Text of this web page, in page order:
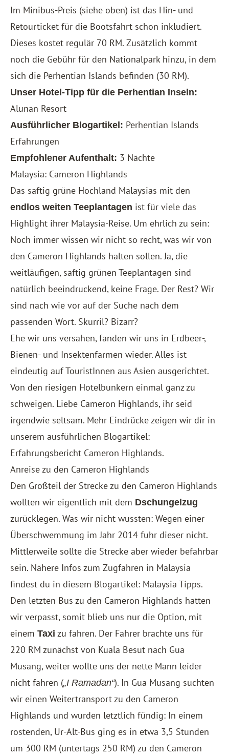
Im Minibus-Preis (siehe oben) ist das Hin- und
Retourticket für die Bootsfahrt schon inkludiert.
Dieses kostet regulär 70 RM. Zusätzlich kommt
noch die Gebühr für den Nationalpark hinzu, in dem
sich die Perhentian Islands befinden (30 RM).
Unser Hotel-Tipp für die Perhentian Inseln:
Alunan Resort
Ausführlicher Blogartikel: Perhentian Islands
Erfahrungen
Empfohlener Aufenthalt: 3 Nächte
Malaysia: Cameron Highlands
Das saftig grüne Hochland Malaysias mit den
endlos weiten Teeplantagen ist für viele das
Highlight ihrer Malaysia-Reise. Um ehrlich zu sein:
Noch immer wissen wir nicht so recht, was wir von
den Cameron Highlands halten sollen. Ja, die
weitläufigen, saftig grünen Teeplantagen sind
natürlich beeindruckend, keine Frage. Der Rest? Wir
sind nach wie vor auf der Suche nach dem
passenden Wort. Skurril? Bizarr?
Ehe wir uns versahen, fanden wir uns in Erdbeer-,
Bienen- und Insektenfarmen wieder. Alles ist
eindeutig auf TouristInnen aus Asien ausgerichtet.
Von den riesigen Hotelbunkern einmal ganz zu
schweigen. Liebe Cameron Highlands, ihr seid
irgendwie seltsam. Mehr Eindrücke zeigen wir dir in
unserem ausführlichen Blogartikel:
Erfahrungsbericht Cameron Highlands.
Anreise zu den Cameron Highlands
Den Großteil der Strecke zu den Cameron Highlands
wollten wir eigentlich mit dem Dschungelzug
zurücklegen. Was wir nicht wussten: Wegen einer
Überschwemmung im Jahr 2014 fuhr dieser nicht.
Mittlerweile sollte die Strecke aber wieder befahrbar
sein. Nähere Infos zum Zugfahren in Malaysia
findest du in diesem Blogartikel: Malaysia Tipps.
Den letzten Bus zu den Cameron Highlands hatten
wir verpasst, somit blieb uns nur die Option, mit
einem Taxi zu fahren. Der Fahrer brachte uns für
220 RM zunächst von Kuala Besut nach Gua
Musang, weiter wollte uns der nette Mann leider
nicht fahren („I Ramadan“). In Gua Musang suchten
wir einen Weitertransport zu den Cameron
Highlands und wurden letztlich fündig: In einem
rostenden, Ur-Alt-Bus ging es in etwa 3,5 Stunden
um 300 RM (untertags 250 RM) zu den Cameron